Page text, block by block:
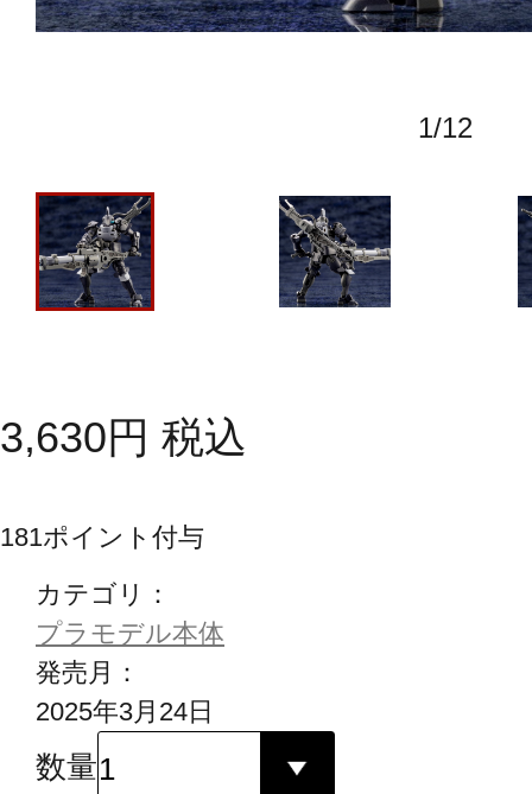
1/12
3,630円 税込
181ポイント付与
カテゴリ：
プラモデル本体
発売月：
2025年3月24日
数量